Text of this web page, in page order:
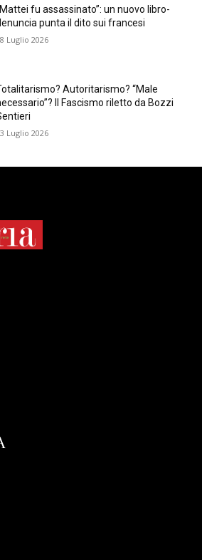
fu assassinato”: un nuovo libro-
punta il dito sui francesi
Luglio 2026
Autoritarismo? “Male
Il Fascismo riletto da Bozzi
Luglio 2026